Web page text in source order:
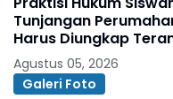
Tunjangan
Harus Diungkap
Agustus 05, 2026
Galeri Foto